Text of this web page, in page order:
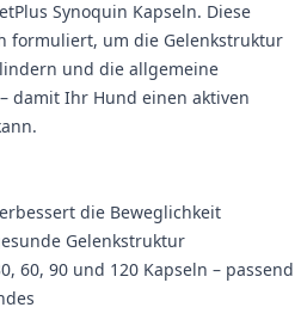
Synoquin Kapseln. Diese
formuliert, um die Gelenkstruktur
und die allgemeine
damit Ihr Hund einen aktiven
die Beweglichkeit
Gelenkstruktur
60, 90 und 120 Kapseln – passend